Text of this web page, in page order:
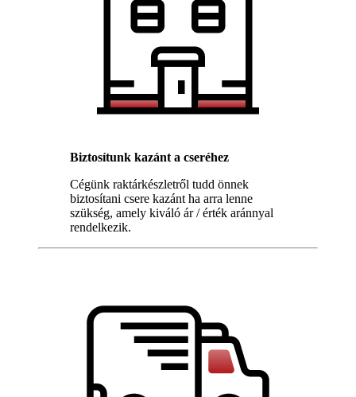
Biztosítunk kazánt a cseréhez
Cégünk raktárkészletről tudd önnek
biztosítani csere kazánt ha arra lenne
szükség, amely kiváló ár / érték aránnyal
rendelkezik.